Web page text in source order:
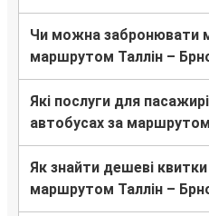
Чи можна забронювати
маршрутом Таллін –
Які послуги для
автобусах за
Як знайти дешеві
маршрутом Таллін –